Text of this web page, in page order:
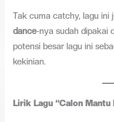
Tak cuma catchy, lagu ini
dance-nya sudah dipakai
potensi besar lagu ini
kekinian.
Lirik Lagu “Calon Mantu